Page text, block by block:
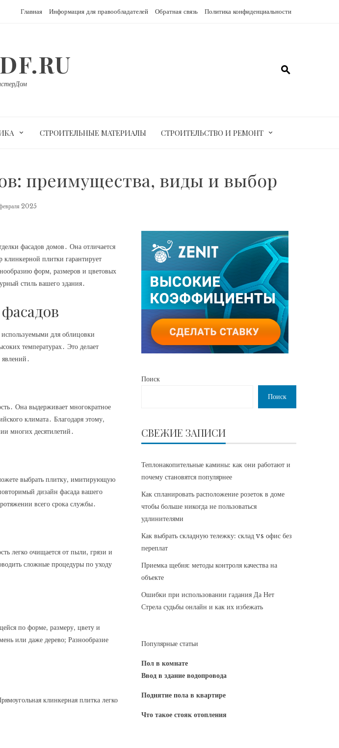
Главная Информация для правообладателей Обратная связь Политика конфиденциальности
СТРОИТЕЛЬНЫЕ МАТЕРИАЛЫ СТРОИТЕЛЬСТВО И РЕМОНТ
преимущества, виды и выбор
2025
фасадов домов․ Она отличается
клинкерной плитки гарантирует
форм‚ размеров и цветовых
стиль вашего здания․
для облицовки
температурах․ Это делает
Она выдерживает многократное
климата․ Благодаря этому‚
многих десятилетий․
выбрать плитку‚ имитирующую
дизайн фасада вашего
всего срока службы․
легко очищается от пыли‚ грязи и
сложные процедуры по уходу
по форме‚ размеру‚ цвету и
или даже дерево; Разнообразие
клинкерная плитка легко
Поиск
Поиск
СВЕЖИЕ ЗАПИСИ
Теплонакопительные камины: как они работают и
почему становятся популярнее
Как спланировать расположение розеток в доме
чтобы больше никогда не пользоваться
удлинителями
Как выбрать складную тележку: склад vs офис без
переплат
Приемка щебня: методы контроля качества на
объекте
Ошибки при использовании гадания Да Нет
Стрела судьбы онлайн и как их избежать
Популярные статьи
Пол в комнате
Ввод в здание водопровода
Поднятие пола в квартире
Что такое стояк отопления